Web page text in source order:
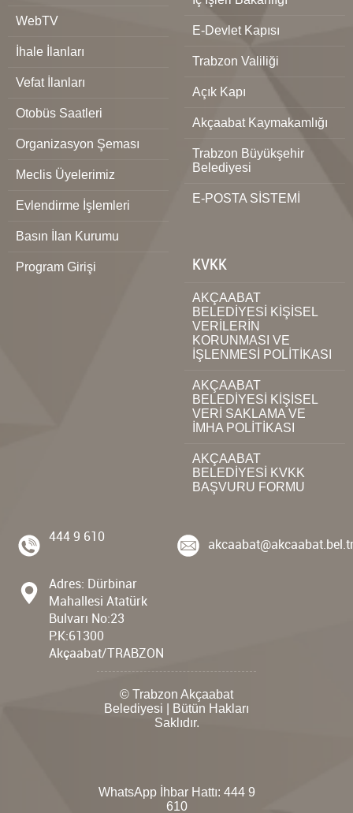
WebTV
İhale İlanları
Vefat İlanları
Otobüs Saatleri
Organizasyon Şeması
Meclis Üyelerimiz
Evlendirme İşlemleri
Basın İlan Kurumu
Program Girişi
E-Devlet Kapısı
Trabzon Valiliği
Açık Kapı
Akçaabat Kaymakamlığı
Trabzon Büyükşehir
Belediyesi
E-POSTA SİSTEMİ
KVKK
AKÇAABAT
BELEDİYESİ KİŞİSEL
VERİLERİN
KORUNMASI VE
İŞLENMESİ POLİTİKASI
AKÇAABAT
BELEDİYESİ KİŞİSEL
VERİ SAKLAMA VE
İMHA POLİTİKASI
AKÇAABAT
BELEDİYESİ KVKK
BAŞVURU FORMU
444 9 610
Adres: Dürbinar
Mahallesi Atatürk
Bulvarı No:23
P.K:61300
Akçaabat/TRABZON
© Trabzon Akçaabat
Belediyesi | Bütün Hakları
Saklıdır.
WhatsApp İhbar Hattı: 444 9
610